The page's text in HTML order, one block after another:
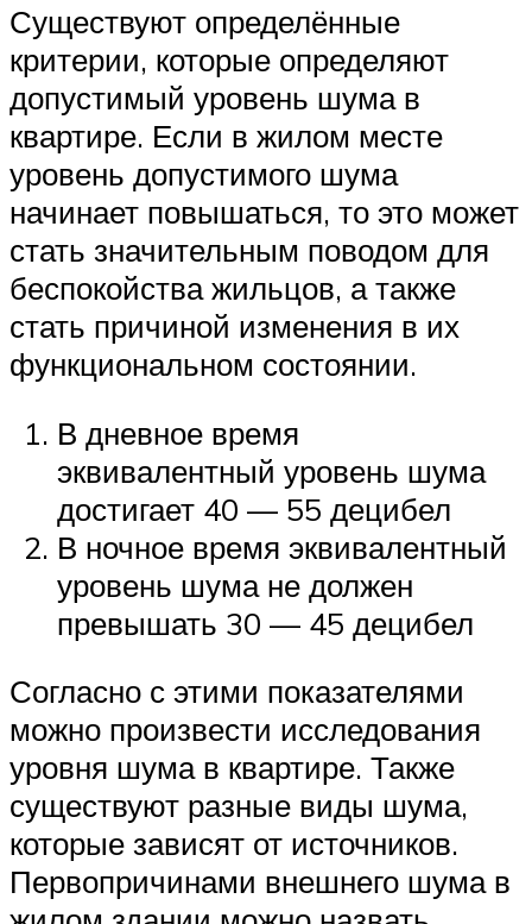
Существуют определённые
критерии, которые определяют
допустимый уровень шума в
квартире. Если в жилом месте
уровень допустимого шума
начинает повышаться, то это может
стать значительным поводом для
беспокойства жильцов, а также
стать причиной изменения в их
функциональном состоянии.
В дневное время
эквивалентный уровень шума
достигает 40 — 55 децибел
В ночное время эквивалентный
уровень шума не должен
превышать 30 — 45 децибел
Согласно с этими показателями
можно произвести исследования
уровня шума в квартире. Также
существуют разные виды шума,
которые зависят от источников.
Первопричинами внешнего шума в